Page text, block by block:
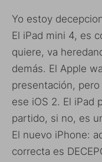
Yo estoy
El iPad mini 4, es
quiere, va
demás. El Apple
presentación,
ese iOS 2. El iPad
partido, si no, es
El nuevo iPhone:
correcta es